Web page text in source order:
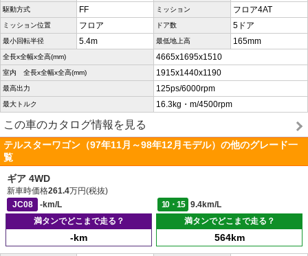
駆動方式 FF ミッション フロア4AT
ミッション位置 フロア ドア数 5ドア
最小回転半径 5.4m 最低地上高 165mm
全長x全幅x全高(mm) 4665x1695x1510
室内 全長x全幅x全高(mm) 1915x1440x1190
最高出力 125ps/6000rpm
最大トルク 16.3kg・m/4500rpm
この車のカタログ情報を見る
テルスターワゴン（97年11月～98年12月モデル）の他のグレード一
覧
ギア 4WD
新車時価格261.4万円(税抜)
JC08
-km/L 10・15
9.4km/L
満タンでどこまで走る？
-km
満タンでどこまで走る？
564km